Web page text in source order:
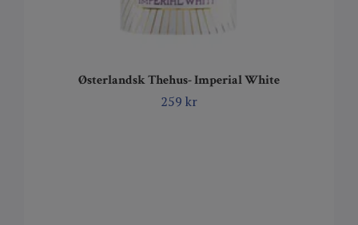
Østerlandsk Thehus- Imperial White
259 kr